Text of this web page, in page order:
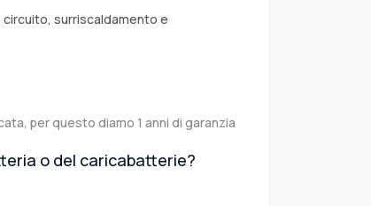
surriscaldamento e
per questo diamo 1 anni di garanzia
o del caricabatterie?